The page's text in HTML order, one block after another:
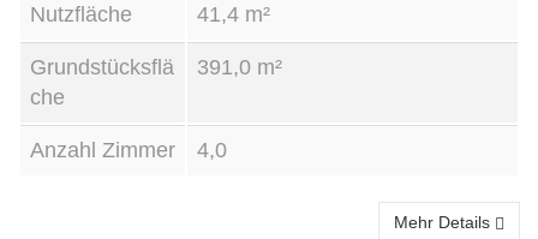
Nutzfläche 41,4 m²
Grundstücksflä
che
391,0 m²
Anzahl Zimmer 4,0
Mehr Details